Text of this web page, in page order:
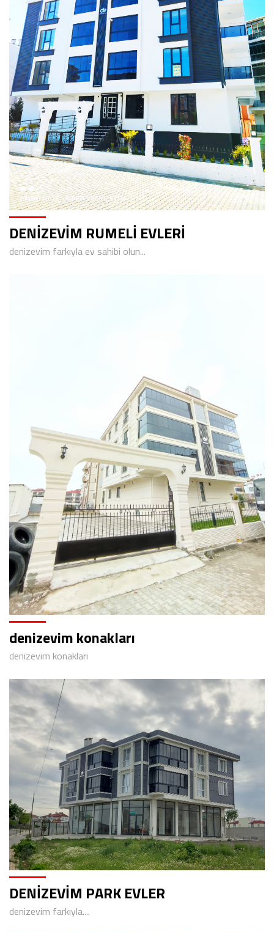
DENİZEVİM RUMELİ EVLERİ
denizevim farkıyla ev sahibi olun...
denizevim konakları
denizevim konakları
DENİZEVİM PARK EVLER
denizevim farkıyla....